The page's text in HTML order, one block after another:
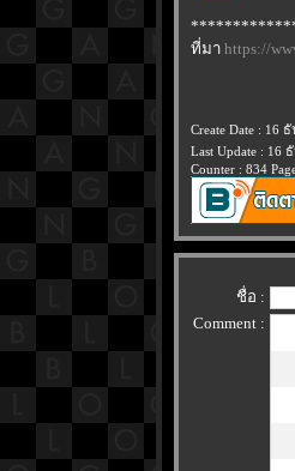
ที่มา https://
Create Date : 16
Last Update : 16
Counter : 834
ชื่อ :
Comment :